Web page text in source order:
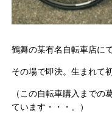
鶴舞の某有名自転車店に
その場で即決。生まれて
（この自転車購入までの
ています・・・。）